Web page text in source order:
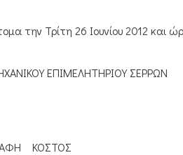
την Τρίτη 26 Ιουνίου 2012 και
ΕΠΙΜΕΛΗΤΗΡΙΟΥ ΣΕΡΡΩΝ
ΚΟΣΤΟΣ